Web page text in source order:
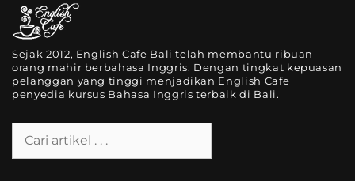
Sejak 2012, English Cafe Bali telah membantu ribuan
orang mahir berbahasa Inggris. Dengan tingkat kepuasan
pelanggan yang tinggi menjadikan English Cafe
penyedia kursus Bahasa Inggris terbaik di Bali.